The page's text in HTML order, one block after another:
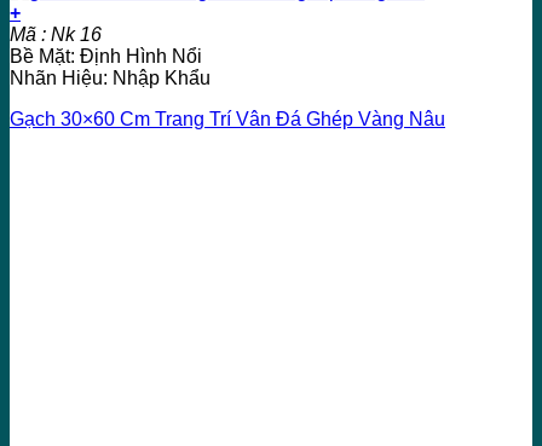
+
Mã : Nk 16
Bề Mặt: Định Hình Nổi
Nhãn Hiệu: Nhập Khẩu
Gạch 30×60 Cm Trang Trí Vân Đá Ghép Vàng Nâu